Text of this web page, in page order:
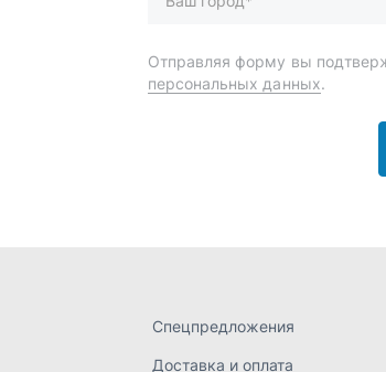
Доставка и оплата